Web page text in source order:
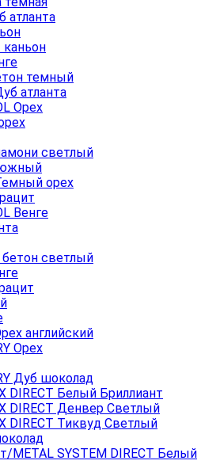
атланта
темный
атланта
Орех
светлый
орех
Венге
светлый
английский
Орех
Дуб шоколад
Белый Бриллиант
Денвер Светлый
Тиквуд Светлый
METAL SYSTEM DIRECT Белый